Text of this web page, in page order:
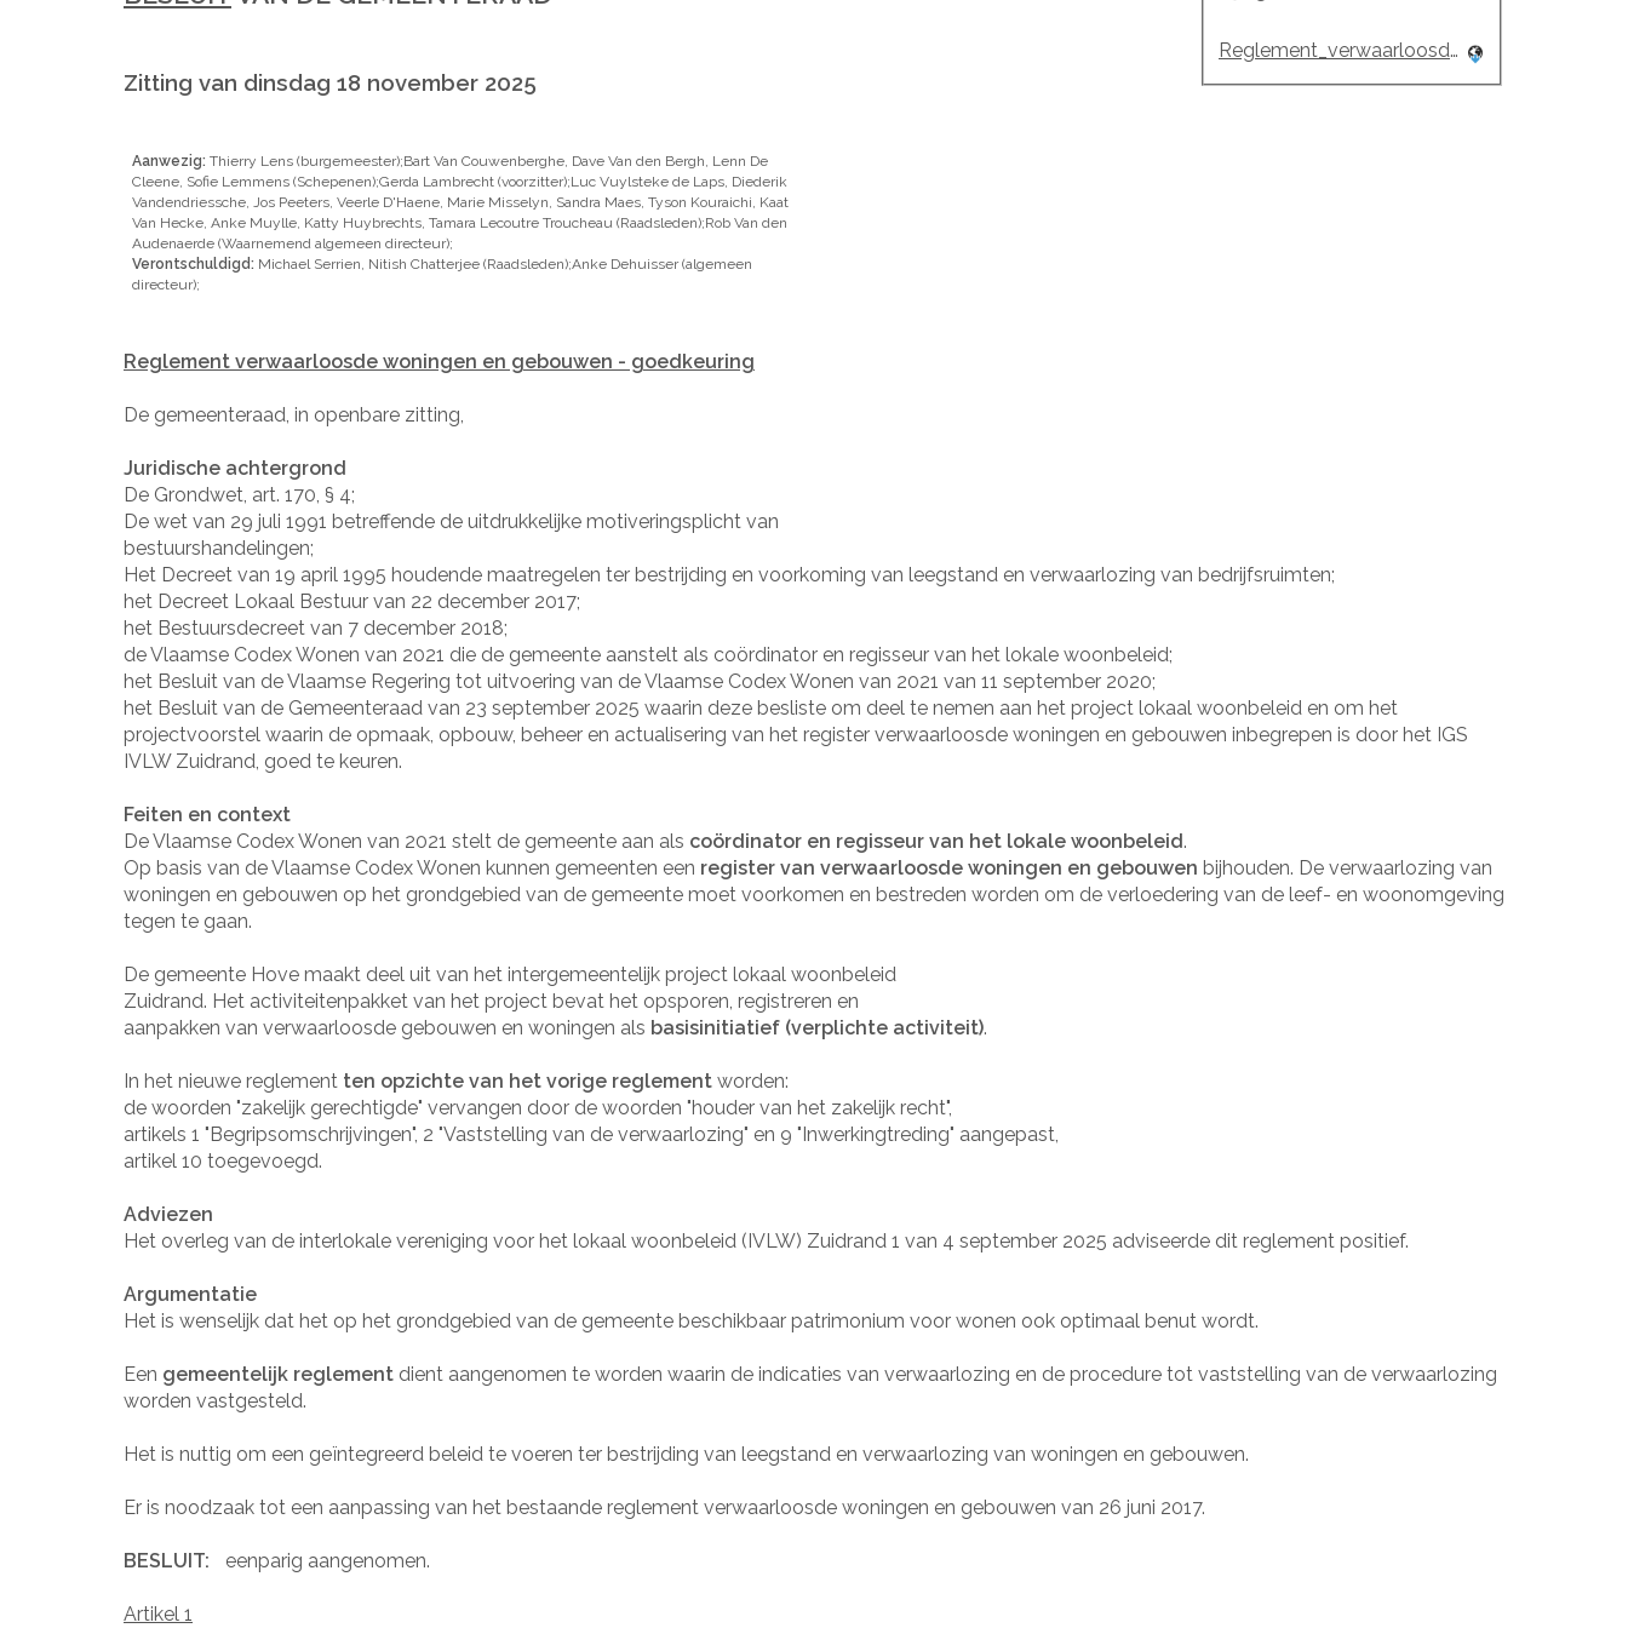
Zitting van dinsdag 18 november 2025
Aanwezig: Thierry Lens (burgemeester);Bart Van Couwenberghe, Dave Van den Bergh, Lenn De
Cleene, Sofie Lemmens (Schepenen);Gerda Lambrecht (voorzitter);Luc Vuylsteke de Laps, Diederik
Vandendriessche, Jos Peeters, Veerle D'Haene, Marie Misselyn, Sandra Maes, Tyson Kouraichi, Kaat
Van Hecke, Anke Muylle, Katty Huybrechts, Tamara Lecoutre Troucheau (Raadsleden);Rob Van den
Audenaerde (Waarnemend algemeen directeur);
Verontschuldigd: Michael Serrien, Nitish Chatterjee (Raadsleden);Anke Dehuisser (algemeen
directeur);
Reglement verwaarloosde woningen en gebouwen - goedkeuring
De gemeenteraad, in openbare zitting,
Juridische achtergrond
De Grondwet, art. 170, § 4;
De wet van 29 juli 1991 betreffende de uitdrukkelijke motiveringsplicht van
bestuurshandelingen;
Het Decreet van 19 april 1995 houdende maatregelen ter bestrijding en voorkoming van leegstand en verwaarlozing van bedrijfsruimten;
het Decreet Lokaal Bestuur van 22 december 2017;
het Bestuursdecreet van 7 december 2018;
de Vlaamse Codex Wonen van 2021 die de gemeente aanstelt als coördinator en regisseur van het lokale woonbeleid;
het Besluit van de Vlaamse Regering tot uitvoering van de Vlaamse Codex Wonen van 2021 van 11 september 2020;
het Besluit van de Gemeenteraad van 23 september 2025 waarin deze besliste om deel te nemen aan het project lokaal woonbeleid en om het
projectvoorstel waarin de opmaak, opbouw, beheer en actualisering van het register verwaarloosde woningen en gebouwen inbegrepen is door het IGS
IVLW Zuidrand, goed te keuren.
Feiten en context
De Vlaamse Codex Wonen van 2021 stelt de gemeente aan als coördinator en regisseur van het lokale woonbeleid.
Op basis van de Vlaamse Codex Wonen kunnen gemeenten een register van verwaarloosde woningen en gebouwen bijhouden. De verwaarlozing van
woningen en gebouwen op het grondgebied van de gemeente moet voorkomen en bestreden worden om de verloedering van de leef- en woonomgeving
tegen te gaan.
De gemeente Hove maakt deel uit van het intergemeentelijk project lokaal woonbeleid
Zuidrand. Het activiteitenpakket van het project bevat het opsporen, registreren en
aanpakken van verwaarloosde gebouwen en woningen als basisinitiatief (verplichte activiteit).
In het nieuwe reglement ten opzichte van het vorige reglement worden:
de woorden "zakelijk gerechtigde" vervangen door de woorden "houder van het zakelijk recht",
artikels 1 "Begripsomschrijvingen", 2 "Vaststelling van de verwaarlozing" en 9 "Inwerkingtreding" aangepast,
artikel 10 toegevoegd.
Adviezen
Het overleg van de interlokale vereniging voor het lokaal woonbeleid (IVLW) Zuidrand 1 van 4 september 2025 adviseerde dit reglement positief.
Argumentatie
Het is wenselijk dat het op het grondgebied van de gemeente beschikbaar patrimonium voor wonen ook optimaal benut wordt.
Een gemeentelijk reglement dient aangenomen te worden waarin de indicaties van verwaarlozing en de procedure tot vaststelling van de verwaarlozing
worden vastgesteld.
Het is nuttig om een geïntegreerd beleid te voeren ter bestrijding van leegstand en verwaarlozing van woningen en gebouwen.
Er is noodzaak tot een aanpassing van het bestaande reglement verwaarloosde woningen en gebouwen van 26 juni 2017.
BESLUIT: eenparig aangenomen.
Artikel 1